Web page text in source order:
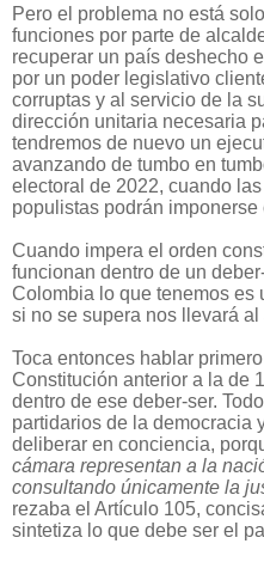
Pero el problema no está
funciones por parte de
recuperar un país deshecho
por un poder legislativo
corruptas y al servicio de la
dirección unitaria necesaria
tendremos de nuevo un
avanzando de tumbo en
electoral de 2022, cuando
populistas podrán
Cuando impera el orden
funcionan dentro de un
Colombia lo que tenemos es
si no se supera nos llevará al
Toca entonces hablar
Constitución anterior a la de
dentro de ese deber-ser.
partidarios de la democracia
deliberar en conciencia,
cámara representan a la
consultando únicamente la
rezaba el Artículo 105,
sintetiza lo que debe ser el